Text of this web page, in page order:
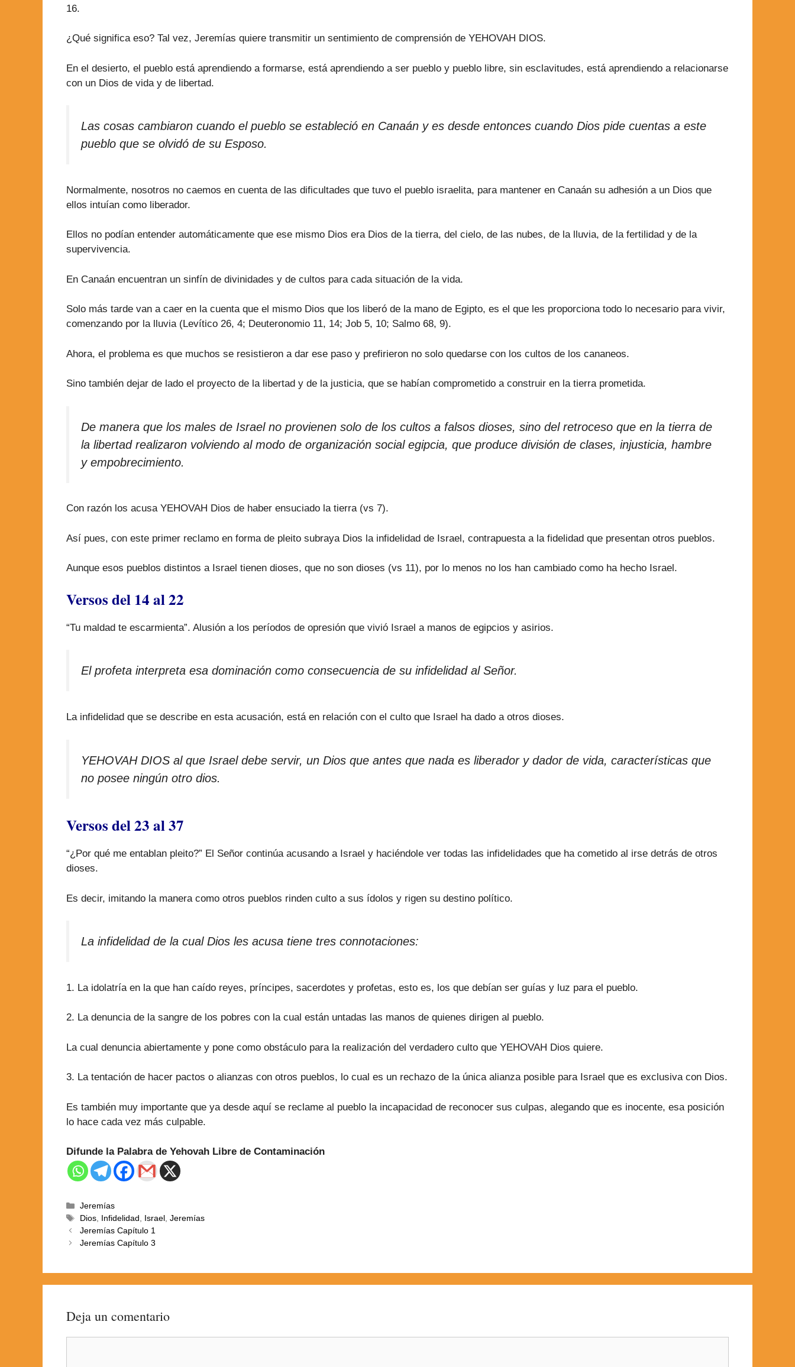
16.
¿Qué significa eso? Tal vez, Jeremías quiere transmitir un sentimiento de comprensión de YEHOVAH DIOS.
En el desierto, el pueblo está aprendiendo a formarse, está aprendiendo a ser pueblo y pueblo libre, sin esclavitudes, está aprendiendo a relacionarse
con un Dios de vida y de libertad.
Las cosas cambiaron cuando el pueblo se estableció en Canaán y es desde entonces cuando Dios pide cuentas a este
pueblo que se olvidó de su Esposo.
Normalmente, nosotros no caemos en cuenta de las dificultades que tuvo el pueblo israelita, para mantener en Canaán su adhesión a un Dios que
ellos intuían como liberador.
Ellos no podían entender automáticamente que ese mismo Dios era Dios de la tierra, del cielo, de las nubes, de la lluvia, de la fertilidad y de la
supervivencia.
En Canaán encuentran un sinfín de divinidades y de cultos para cada situación de la vida.
Solo más tarde van a caer en la cuenta que el mismo Dios que los liberó de la mano de Egipto, es el que les proporciona todo lo necesario para vivir,
comenzando por la lluvia (Levítico 26, 4; Deuteronomio 11, 14; Job 5, 10; Salmo 68, 9).
Ahora, el problema es que muchos se resistieron a dar ese paso y prefirieron no solo quedarse con los cultos de los cananeos.
Sino también dejar de lado el proyecto de la libertad y de la justicia, que se habían comprometido a construir en la tierra prometida.
De manera que los males de Israel no provienen solo de los cultos a falsos dioses, sino del retroceso que en la tierra de
la libertad realizaron volviendo al modo de organización social egipcia, que produce división de clases, injusticia, hambre
y empobrecimiento.
Con razón los acusa YEHOVAH Dios de haber ensuciado la tierra (vs 7).
Así pues, con este primer reclamo en forma de pleito subraya Dios la infidelidad de Israel, contrapuesta a la fidelidad que presentan otros pueblos.
Aunque esos pueblos distintos a Israel tienen dioses, que no son dioses (vs 11), por lo menos no los han cambiado como ha hecho Israel.
Versos del 14 al 22
“Tu maldad te escarmienta”. Alusión a los períodos de opresión que vivió Israel a manos de egipcios y asirios.
El profeta interpreta esa dominación como consecuencia de su infidelidad al Señor.
La infidelidad que se describe en esta acusación, está en relación con el culto que Israel ha dado a otros dioses.
YEHOVAH DIOS al que Israel debe servir, un Dios que antes que nada es liberador y dador de vida, características que
no posee ningún otro dios.
Versos del 23 al 37
“¿Por qué me entablan pleito?” El Señor continúa acusando a Israel y haciéndole ver todas las infidelidades que ha cometido al irse detrás de otros
dioses.
Es decir, imitando la manera como otros pueblos rinden culto a sus ídolos y rigen su destino político.
La infidelidad de la cual Dios les acusa tiene tres connotaciones:
1. La idolatría en la que han caído reyes, príncipes, sacerdotes y profetas, esto es, los que debían ser guías y luz para el pueblo.
2. La denuncia de la sangre de los pobres con la cual están untadas las manos de quienes dirigen al pueblo.
La cual denuncia abiertamente y pone como obstáculo para la realización del verdadero culto que YEHOVAH Dios quiere.
3. La tentación de hacer pactos o alianzas con otros pueblos, lo cual es un rechazo de la única alianza posible para Israel que es exclusiva con Dios.
Es también muy importante que ya desde aquí se reclame al pueblo la incapacidad de reconocer sus culpas, alegando que es inocente, esa posición
lo hace cada vez más culpable.
Difunde la Palabra de Yehovah Libre de Contaminación
Jeremías
Dios Infidelidad Israel ,Jeremías
Jeremías Capítulo 1
Jeremías Capítulo 3
Deja un comentario